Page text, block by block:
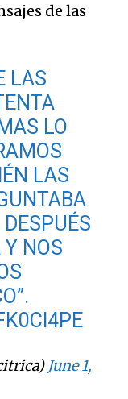
de las
LAS
LO
LAS
Y NOS
June 1,